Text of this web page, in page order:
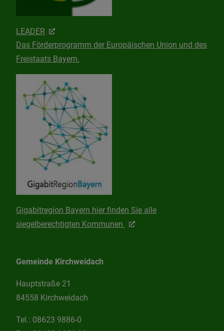
LEADER
Das Förderprogramm der Europäischen Union und des
Freistaats Bayern.
Gigabitregion Bayern hier finden Sie alle
siegelberechtigten Kommunen
Gemeinde Kirchweidach
Hauptstraße 21
84558 Kirchweidach
Tel.: 08623 9886-0